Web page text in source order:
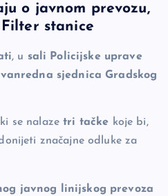
ar
e
o javnom prevozu,
stanice
, u sali Policijske uprave
vanredna sjednica Gradskog
se nalazetri tačke koje bi,
značajne odluke za
javnog linijskog prevoza